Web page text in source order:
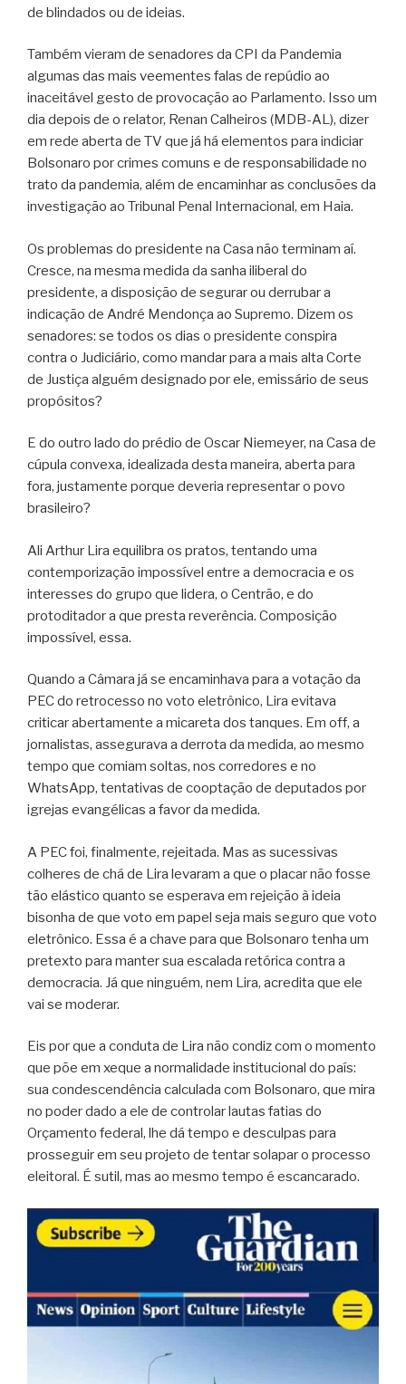
de blindados ou de ideias.
Também vieram de senadores da CPI da Pandemia
algumas das mais veementes falas de repúdio ao
inaceitável gesto de provocação ao Parlamento. Isso um
dia depois de o relator, Renan Calheiros (MDB-AL), dizer
em rede aberta de TV que já há elementos para indiciar
Bolsonaro por crimes comuns e de responsabilidade no
trato da pandemia, além de encaminhar as conclusões da
investigação ao Tribunal Penal Internacional, em Haia.
Os problemas do presidente na Casa não terminam aí.
Cresce, na mesma medida da sanha iliberal do
presidente, a disposição de segurar ou derrubar a
indicação de André Mendonça ao Supremo. Dizem os
senadores: se todos os dias o presidente conspira
contra o Judiciário, como mandar para a mais alta Corte
de Justiça alguém designado por ele, emissário de seus
propósitos?
E do outro lado do prédio de Oscar Niemeyer, na Casa de
cúpula convexa, idealizada desta maneira, aberta para
fora, justamente porque deveria representar o povo
brasileiro?
Ali Arthur Lira equilibra os pratos, tentando uma
contemporização impossível entre a democracia e os
interesses do grupo que lidera, o Centrão, e do
protoditador a que presta reverência. Composição
impossível, essa.
Quando a Câmara já se encaminhava para a votação da
PEC do retrocesso no voto eletrônico, Lira evitava
criticar abertamente a micareta dos tanques. Em off, a
jornalistas, assegurava a derrota da medida, ao mesmo
tempo que comiam soltas, nos corredores e no
WhatsApp, tentativas de cooptação de deputados por
igrejas evangélicas a favor da medida.
A PEC foi, finalmente, rejeitada. Mas as sucessivas
colheres de chá de Lira levaram a que o placar não fosse
tão elástico quanto se esperava em rejeição à ideia
bisonha de que voto em papel seja mais seguro que voto
eletrônico. Essa é a chave para que Bolsonaro tenha um
pretexto para manter sua escalada retórica contra a
democracia. Já que ninguém, nem Lira, acredita que ele
vai se moderar.
Eis por que a conduta de Lira não condiz com o momento
que põe em xeque a normalidade institucional do país:
sua condescendência calculada com Bolsonaro, que mira
no poder dado a ele de controlar lautas fatias do
Orçamento federal, lhe dá tempo e desculpas para
prosseguir em seu projeto de tentar solapar o processo
eleitoral. É sutil, mas ao mesmo tempo é escancarado.